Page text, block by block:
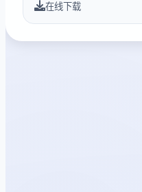
在线下载